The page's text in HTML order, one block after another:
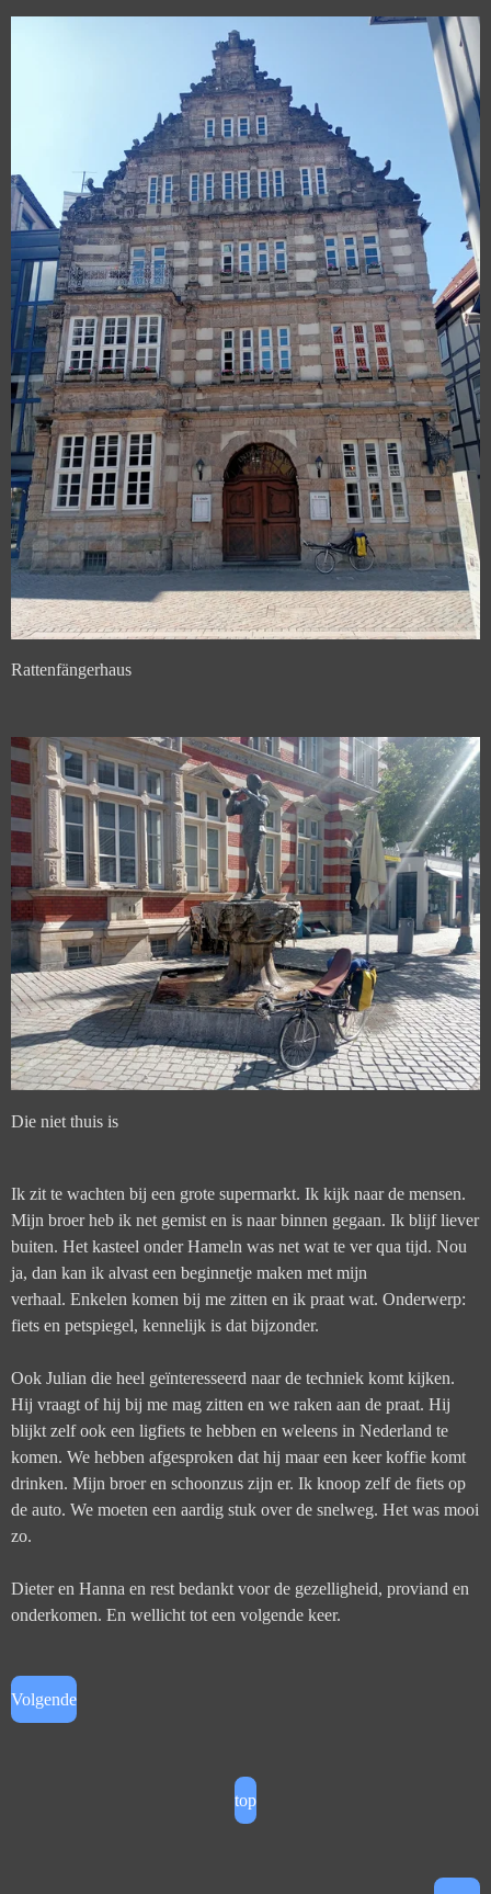
Rattenfängerhaus
Die niet thuis is
Ik zit te wachten bij een grote supermarkt. Ik kijk naar de mensen.
Mijn broer heb ik net gemist en is naar binnen gegaan. Ik blijf liever
buiten. Het kasteel onder Hameln was net wat te ver qua tijd. Nou
ja, dan kan ik alvast een beginnetje maken met mijn
verhaal. Enkelen komen bij me zitten en ik praat wat. Onderwerp:
fiets en petspiegel, kennelijk is dat bijzonder.
Ook Julian die heel geïnteresseerd naar de techniek komt kijken.
Hij vraagt of hij bij me mag zitten en we raken aan de praat. Hij
blijkt zelf ook een ligfiets te hebben en weleens in Nederland te
komen. We hebben afgesproken dat hij maar een keer koffie komt
drinken. Mijn broer en schoonzus zijn er. Ik knoop zelf de fiets op
de auto. We moeten een aardig stuk over de snelweg. Het was mooi
zo.
Dieter en Hanna en rest bedankt voor de gezelligheid, proviand en
onderkomen. En wellicht tot een volgende keer.
Volgende
top